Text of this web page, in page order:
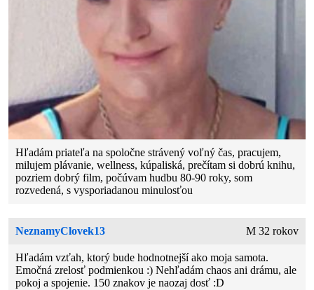
Hľadám priateľa na spoločne strávený voľný čas, pracujem,
milujem plávanie, wellness, kúpaliská, prečítam si dobrú knihu,
pozriem dobrý film, počúvam hudbu 80-90 roky, som
rozvedená, s vysporiadanou minulosťou
NeznamyClovek13 M 32 rokov
Hľadám vzťah, ktorý bude hodnotnejší ako moja samota.
Emočná zrelosť podmienkou :) Nehľadám chaos ani drámu, ale
pokoj a spojenie. 150 znakov je naozaj dosť :D